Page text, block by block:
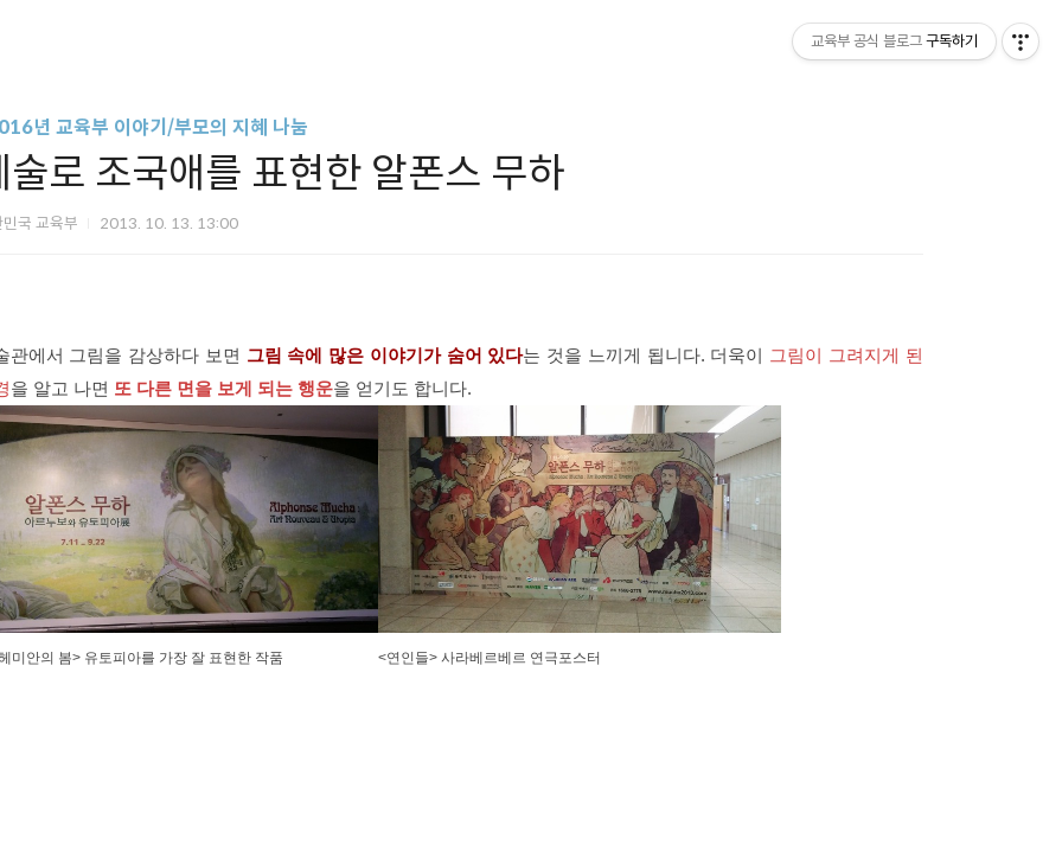
년 교육부 이야기/부모의 지혜 나눔
술로 조국애를 표현한 알폰스 무하
국 교육부 2013. 10. 13. 13:00
관에서 그림을 감상하다 보면 그림 속에 많은 이야기가 숨어 있다는 것을 느끼게 됩니다. 더욱이 그림이 그려지게 된
을 알고 나면 또 다른 면을 보게 되는 행운을 얻기도 합니다.
미안의 봄> 유토피아를 가장 잘 표현한 작품 <연인들> 사라베르베르 연극포스터
교육부 공식 블로그 구독하기